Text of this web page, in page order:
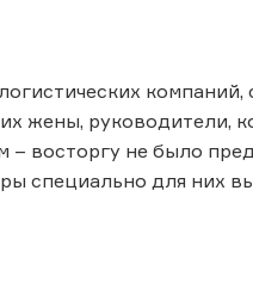
компаний,
жены, руководители,
– восторгу не было
специально для них